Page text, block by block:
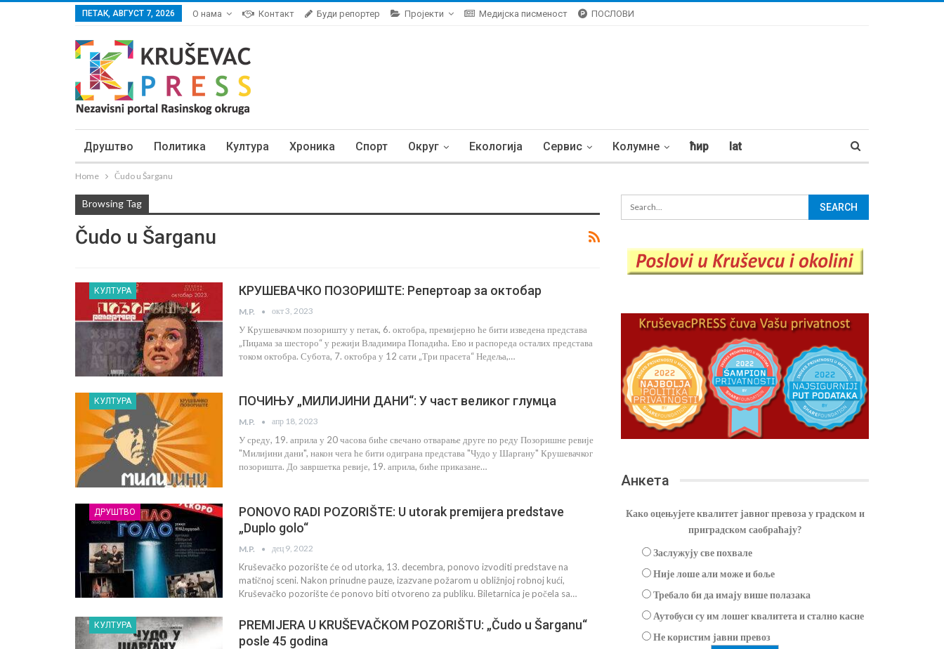
ПЕТАК, АВГУСТ 7, 2026 О нама Контакт Буди репортер Пројекти Медијска писменост ПОСЛОВИ
Друштво Политика Култура Хроника Спорт Округ Екологија Сервис Колумне ћир lat
Home Čudo u Šarganu
Browsing Tag
Čudo u Šarganu
КУЛТУРА КРУШЕВАЧКО ПОЗОРИШТЕ: Репертоар за октобар
M.P. окт 3, 2023
У Крушевачком позоришту у петак, 6. октобра, премијерно ће бити изведена представа
„Пиџама за шесторо“ у режији Владимира Попадића. Ево и распореда осталих представа
током октобра. Субота, 7. октобра у 12 сати „Три прасета“ Недеља,…
КУЛТУРА ПОЧИЊУ „МИЛИЈИНИ ДАНИ“: У част великог глумца
M.P. апр 18, 2023
У среду, 19. априла у 20 часова биће свечано отварање друге по реду Позоришне ревије
"Милијини дани", након чега ће бити одиграна представа "Чудо у Шаргану" Крушевачког
позоришта. До завршетка ревије, 19. априла, биће приказане…
ДРУШТВО
PONOVO RADI POZORIŠTE: U utorak premijera predstave
„Duplo golo“
M.P. дец 9, 2022
Kruševačko pozorište će od utorka, 13. decembra, ponovo izvoditi predstave na
matičnoj sceni. Nakon prinudne pauze, izazvane požarom u obližnjoj robnoj kući,
Kruševačko pozorište će ponovo biti otvoreno za publiku. Biletarnica je počela sa…
КУЛТУРА
PREMIJERA U KRUŠEVAČKOM POZORIŠTU: „Čudo u Šarganu“
posle 45 godina
Анкета
Како оцењујете квалитет јавног превоза у градском и
приградском саобраћају?
Заслужују све похвале
Није лоше али може и боље
Требало би да имају више полазака
Аутобуси су им лошег квалитета и стално касне
Не користим јавни превоз